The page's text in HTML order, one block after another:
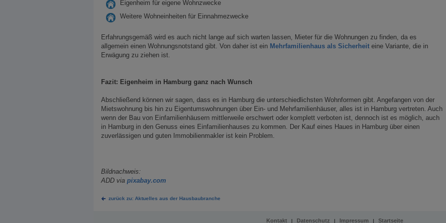
Eigenheim für eigene Wohnzwecke
Weitere Wohneinheiten für Einnahmezwecke
Erfahrungsgemäß wird es auch nicht lange auf sich warten lassen, Mieter für die Wohnungen zu finden, da es
allgemein einen Wohnungsnotstand gibt. Von daher ist ein Mehrfamilienhaus als Sicherheit eine Variante, die in
Erwägung zu ziehen ist.
Fazit: Eigenheim in Hamburg ganz nach Wunsch
Abschließend können wir sagen, dass es in Hamburg die unterschiedlichsten Wohnformen gibt. Angefangen von der
Mietswohnung bis hin zu Eigentumswohnungen über Ein- und Mehrfamilienhäuser, alles ist in Hamburg vertreten. Auch
wenn der Bau von Einfamilienhäusern mittlerweile erschwert oder komplett verboten ist, dennoch ist es möglich, auch
in Hamburg in den Genuss eines Einfamilienhauses zu kommen. Der Kauf eines Haues in Hamburg über einen
zuverlässigen und guten Immobilienmakler ist kein Problem.
Bildnachweis:
ADD via pixabay.com
zurück zu: Aktuelles aus der Hausbaubranche
Kontakt | Datenschutz | Impressum | Startseite